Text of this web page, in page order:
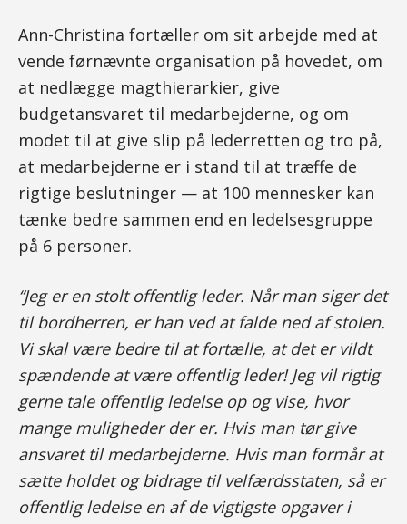
Ann-Christina fortæller om sit arbejde med at
vende førnævnte organisation på hovedet, om
at nedlægge magthierarkier, give
budgetansvaret til medarbejderne, og om
modet til at give slip på lederretten og tro på,
at medarbejderne er i stand til at træffe de
rigtige beslutninger — at 100 mennesker kan
tænke bedre sammen end en ledelsesgruppe
på 6 personer.
“Jeg er en stolt offentlig leder. Når man siger det
til bordherren, er han ved at falde ned af stolen.
Vi skal være bedre til at fortælle, at det er vildt
spændende at være offentlig leder! Jeg vil rigtig
gerne tale offentlig ledelse op og vise, hvor
mange muligheder der er. Hvis man tør give
ansvaret til medarbejderne. Hvis man formår at
sætte holdet og bidrage til velfærdsstaten, så er
offentlig ledelse en af de vigtigste opgaver i